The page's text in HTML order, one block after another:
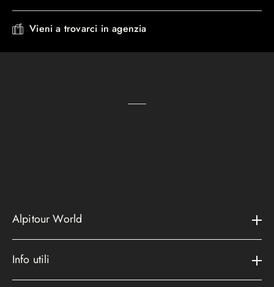
Vieni a trovarci in agenzia
Alpitour World
Info utili